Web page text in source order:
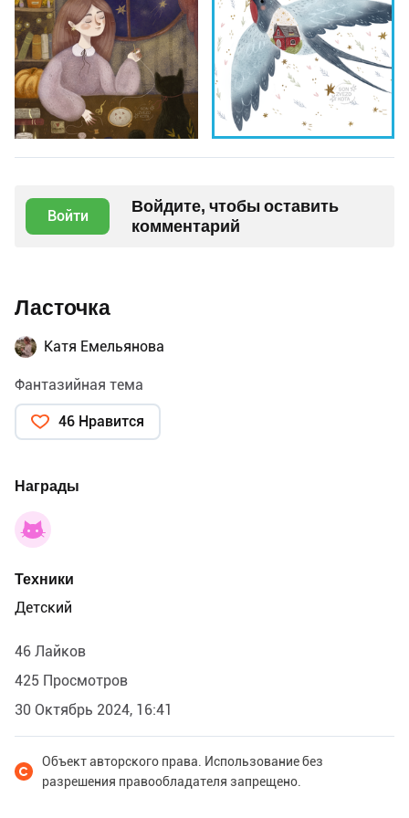
Войти
Войдите, чтобы оставить
комментарий
Ласточка
Катя Емельянова
Фантазийная тема
46 Нравится
Награды
Техники
Детский
46 Лайков
425 Просмотров
30 Октябрь 2024, 16:41
Объект авторского права. Использование без
разрешения правообладателя запрещено.